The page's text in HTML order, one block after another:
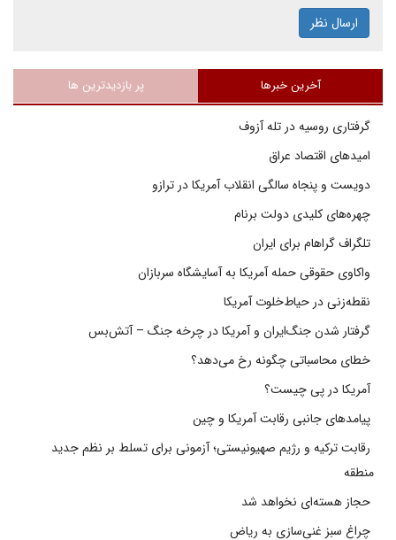
ارسال نظر
آخرین خبرها پر بازدیدترین ها
گرفتاری روسیه در تله آزوف
امیدهای اقتصاد عراق
دویست و پنجاه سالگی انقلاب آمریکا در ترازو
چهره‌های کلیدی دولت برنام
تلگراف گراهام برای ایران
واکاوی حقوقی حمله آمریکا به آسایشگاه سربازان
نقطه‌زنی در حیاط‌خلوت آمریکا
گرفتار شدن جنگ‌ایران و آمریکا در چرخه جنگ – آتش‌بس
خطای محاسباتی چگونه رخ می‌دهد؟
آمریکا در پی چیست؟
پیامدهای جانبی رقابت آمریکا و چین
رقابت ترکیه و رژیم صهیونیستی؛ آزمونی برای تسلط بر نظم جدید
منطقه
حجاز هسته‌ای نخواهد شد
چراغ سبز غنی‌سازی به ریاض